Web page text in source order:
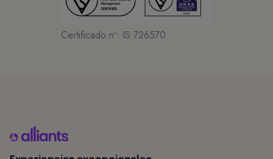
Certificado nº: IS 726570